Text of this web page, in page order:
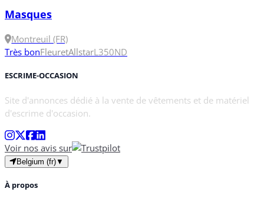
Masques
Montreuil (FR)
Très bonFleuretAllstarL 350ND
ESCRIME-OCCASION
Site d'annonces dédié à la vente de vêtements et de matériel
d'escrime d'occasion.
Voir nos avis sur
Belgium (fr)▼
À propos